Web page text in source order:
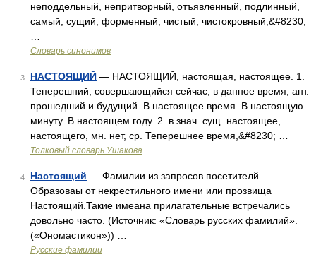
неподдельный, непритворный, отъявленный, подлинный,
самый, сущий, форменный, чистый, чистокровный,&#8230;
Словарь синонимов
3 НАСТОЯЩИЙ — НАСТОЯЩИЙ, настоящая, настоящее. 1.
Теперешний, совершающийся сейчас, в данное время; ант.
прошедший и будущий. В настоящее время. В настоящую
минуту. В настоящем году. 2. в знач. сущ. настоящее,
настоящего, мн. нет, ср. Теперешнее время,&#8230; …
Толковый словарь Ушакова
4 Настоящий — Фамилии из запросов посетителй.
Образоваы от некрестильного имени или прозвища
Настоящий.Такие имеана прилагательные встречались
довольно часто. (Источник: «Словарь русских фамилий».
(«Ономастикон»)) …
Русские фамилии